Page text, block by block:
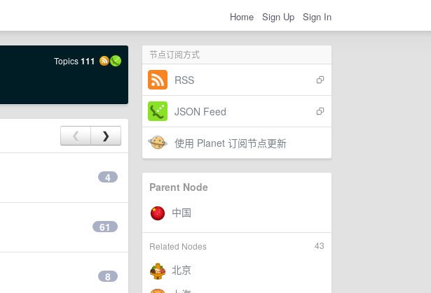
Home Sign Up Sign In
节点订阅方式
RSS
JSON Feed
使用 Planet 订阅节点更新
Parent Node
43
Related Nodes
Topics111
❮ ❯
4
61
8